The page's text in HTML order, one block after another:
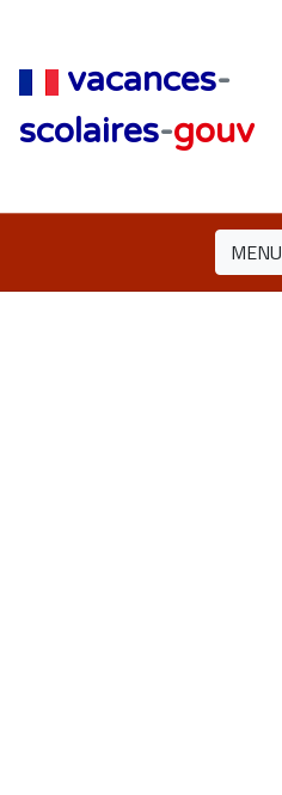
vacances-
scolaires-gouv
MENU